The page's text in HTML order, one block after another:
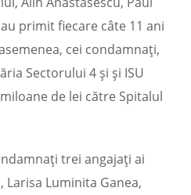
primit fiecare câte 11 ani
cei condamnaţi,
Sectorului 4 şi şi ISU
de lei către Spitalul
trei angajaţi ai
Luminita Ganea,